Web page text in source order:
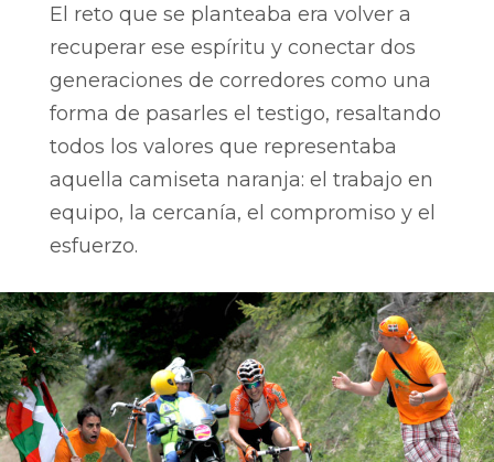
El reto que se planteaba era volver a
recuperar ese espíritu y conectar dos
generaciones de corredores como una
forma de pasarles el testigo, resaltando
todos los valores que representaba
aquella camiseta naranja: el trabajo en
equipo, la cercanía, el compromiso y el
esfuerzo.